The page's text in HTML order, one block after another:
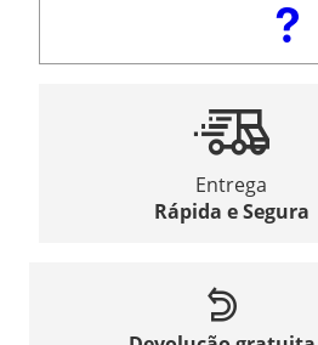
Entrega
Rápida e Segura